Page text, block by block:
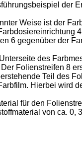
der
Weise ist der
6 gegenüber der
des
Folienstreifen 8
Teil des
Hierbei wird
für den
von ca. 0,